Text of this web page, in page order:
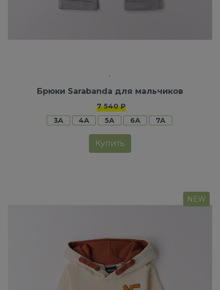
Брюки Sarabanda для мальчиков
7 540 ₽
3A
4A 5A 6A 7A
Купить
NEW